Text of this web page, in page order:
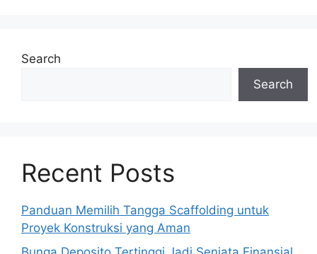
Search
Search
Recent Posts
Panduan Memilih Tangga Scaffolding untuk
Proyek Konstruksi yang Aman